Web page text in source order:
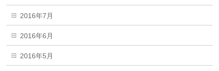
2016年7月
2016年6月
2016年5月